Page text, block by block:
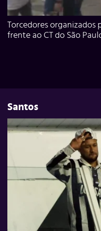
Torcedores organizados
frente ao CT do São
Santos